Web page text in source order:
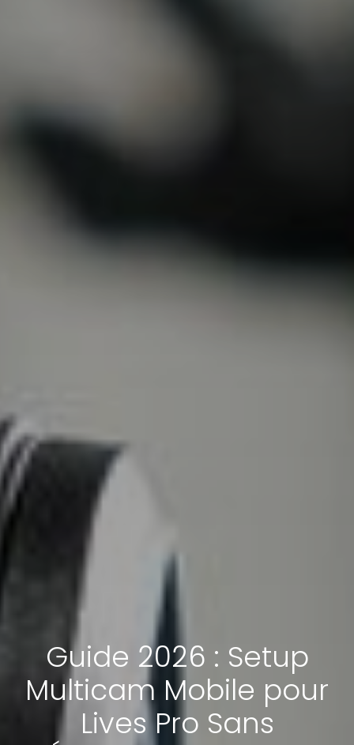
Guide 2026 : Setup
Multicam Mobile pour
Lives Pro Sans